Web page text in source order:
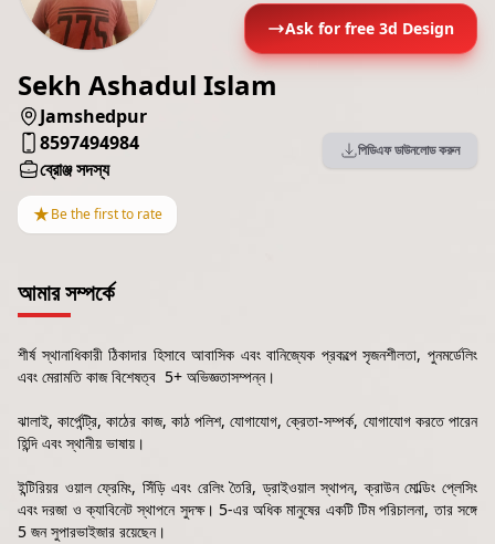
Ask for free 3d Design
Sekh Ashadul Islam
Jamshedpur
8597494984
ব্রোঞ্জ সদস্য
★Be the first to rate
পিডিএফ ডাউনলোড করুন
আমার সম্পর্কে
শীর্ষ স্থানাধিকারী ঠিকাদার হিসাবে আবাসিক এবং বানিজ্যেক প্রকল্পে সৃজনশীলতা, পুনমর্ডেলিং
এবং মেরামতি কাজ বিশেষত্ব 5+ অভিজ্ঞতাসম্পন্ন।
ঝালাই, কার্পেন্ট্রি, কাঠের কাজ, কাঠ পলিশ, যোগাযোগ, ক্রেতা-সম্পর্ক, যোগাযোগ করতে পারেন
হিন্দি এবং স্থানীয় ভাষায়।
ইন্টিরিয়র ওয়াল ফ্রেমিং, সিঁড়ি এবং রেলিং তৈরি, ড্রাইওয়াল স্থাপন, ক্রাউন মোল্ডিং প্লেসিং
এবং দরজা ও ক্যাবিনেট স্থাপনে সুদক্ষ। 5-এর অধিক মানুষের একটি টিম পরিচালনা, তার সঙ্গে
5 জন সুপারভাইজার রয়েছেন।